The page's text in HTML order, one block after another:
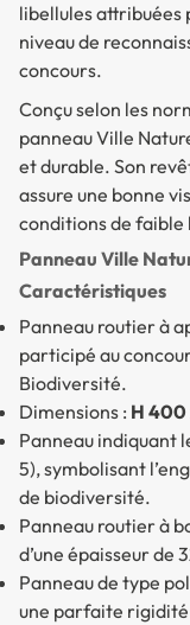
libellules attribuées
niveau de
concours.
Conçu selon les
panneau Ville
et durable. Son
assure une bonne
conditions de faible
Panneau Ville
Caractéristiques
Panneau routier à
participé au
Biodiversité.
Dimensions : H 400
Panneau indiquant
5), symbolisant
de biodiversité.
Panneau routier à
d’une épaisseur de
Panneau de type
une parfaite